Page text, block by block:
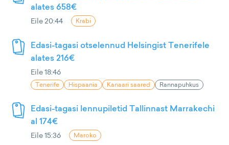
alates 658€
Eile 20:44 Krabi
Edasi-tagasi otselennud Helsingist Tenerifele
alates 216€
Eile 18:46
Tenerife Hispaania Kanaari saared Rannapuhkus
Edasi-tagasi lennupiletid Tallinnast Marrakechi
al 174€
Eile 15:36 Maroko